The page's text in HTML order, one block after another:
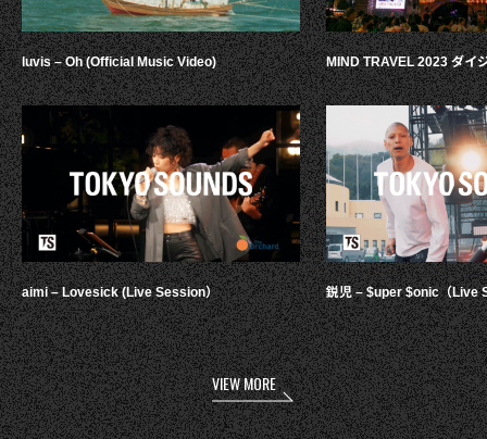
luvis – Oh (Official Music Video)
aimi – Lovesick (Live Session）
MIND TRAVEL 2023 ダイ
鋭児 – $uper $onic（Live
VIEW MORE